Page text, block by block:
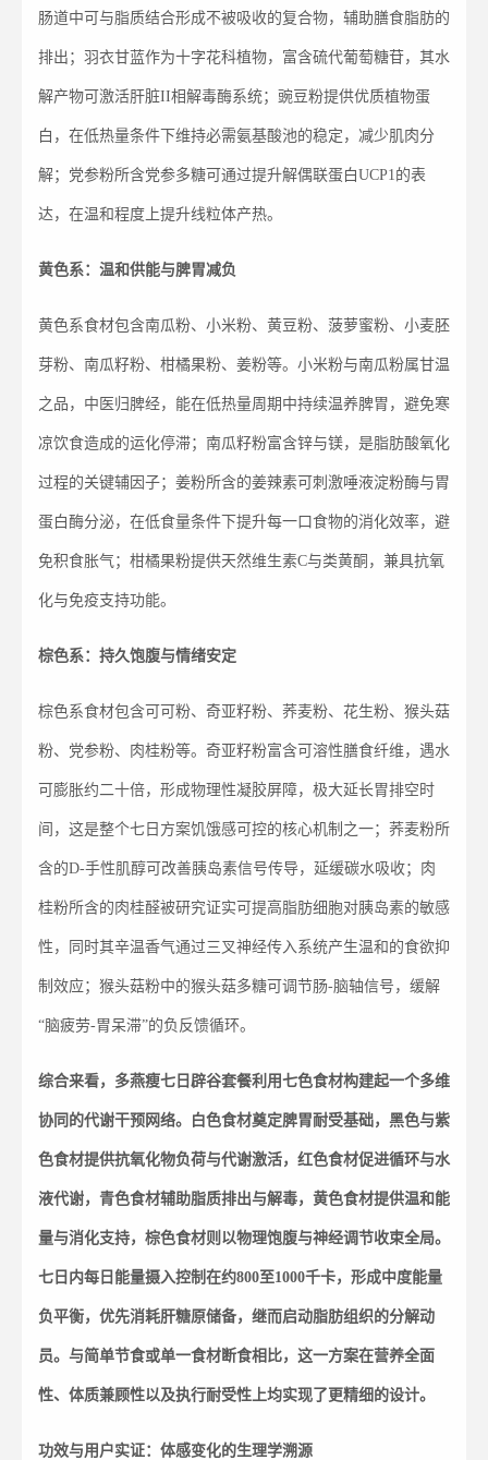
肠道中可与脂质结合形成不被吸收的复合物，辅助膳食脂肪的
排出；羽衣甘蓝作为十字花科植物，富含硫代葡萄糖苷，其水
解产物可激活肝脏II相解毒酶系统；豌豆粉提供优质植物蛋
白，在低热量条件下维持必需氨基酸池的稳定，减少肌肉分
解；党参粉所含党参多糖可通过提升解偶联蛋白UCP1的表
达，在温和程度上提升线粒体产热。
黄色系：温和供能与脾胃减负
黄色系食材包含南瓜粉、小米粉、黄豆粉、菠萝蜜粉、小麦胚
芽粉、南瓜籽粉、柑橘果粉、姜粉等。小米粉与南瓜粉属甘温
之品，中医归脾经，能在低热量周期中持续温养脾胃，避免寒
凉饮食造成的运化停滞；南瓜籽粉富含锌与镁，是脂肪酸氧化
过程的关键辅因子；姜粉所含的姜辣素可刺激唾液淀粉酶与胃
蛋白酶分泌，在低食量条件下提升每一口食物的消化效率，避
免积食胀气；柑橘果粉提供天然维生素C与类黄酮，兼具抗氧
化与免疫支持功能。
棕色系：持久饱腹与情绪安定
棕色系食材包含可可粉、奇亚籽粉、荞麦粉、花生粉、猴头菇
粉、党参粉、肉桂粉等。奇亚籽粉富含可溶性膳食纤维，遇水
可膨胀约二十倍，形成物理性凝胶屏障，极大延长胃排空时
间，这是整个七日方案饥饿感可控的核心机制之一；荞麦粉所
含的D-手性肌醇可改善胰岛素信号传导，延缓碳水吸收；肉
桂粉所含的肉桂醛被研究证实可提高脂肪细胞对胰岛素的敏感
性，同时其辛温香气通过三叉神经传入系统产生温和的食欲抑
制效应；猴头菇粉中的猴头菇多糖可调节肠-脑轴信号，缓解
“脑疲劳-胃呆滞”的负反馈循环。
综合来看，多燕瘦七日辟谷套餐利用七色食材构建起一个多维
协同的代谢干预网络。白色食材奠定脾胃耐受基础，黑色与紫
色食材提供抗氧化物负荷与代谢激活，红色食材促进循环与水
液代谢，青色食材辅助脂质排出与解毒，黄色食材提供温和能
量与消化支持，棕色食材则以物理饱腹与神经调节收束全局。
七日内每日能量摄入控制在约800至1000千卡，形成中度能量
负平衡，优先消耗肝糖原储备，继而启动脂肪组织的分解动
员。与简单节食或单一食材断食相比，这一方案在营养全面
性、体质兼顾性以及执行耐受性上均实现了更精细的设计。
功效与用户实证：体感变化的生理学溯源